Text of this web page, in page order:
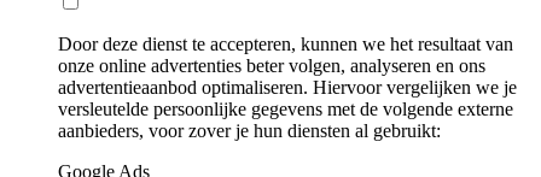
Door deze dienst te accepteren, kunnen we het resultaat van
onze online advertenties beter volgen, analyseren en ons
advertentieaanbod optimaliseren. Hiervoor vergelijken we je
versleutelde persoonlijke gegevens met de volgende externe
aanbieders, voor zover je hun diensten al gebruikt:
Google Ads